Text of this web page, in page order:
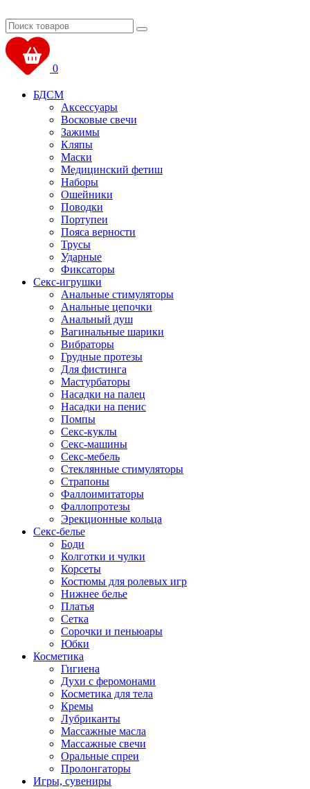
0
БДСМ
Аксессуары
Восковые свечи
Зажимы
Кляпы
Маски
Медицинский фетиш
Наборы
Ошейники
Поводки
Портупеи
Пояса верности
Трусы
Ударные
Фиксаторы
Секс-игрушки
Анальные стимуляторы
Анальные цепочки
Анальный душ
Вагинальные шарики
Вибраторы
Грудные протезы
Для фистинга
Мастурбаторы
Насадки на палец
Насадки на пенис
Помпы
Секс-куклы
Секс-машины
Секс-мебель
Стеклянные стимуляторы
Страпоны
Фаллоимитаторы
Фаллопротезы
Эрекционные кольца
Секс-белье
Боди
Колготки и чулки
Корсеты
Костюмы для ролевых игр
Нижнее белье
Платья
Сетка
Сорочки и пеньюары
Юбки
Косметика
Гигиена
Духи с феромонами
Косметика для тела
Кремы
Лубриканты
Массажные масла
Массажные свечи
Оральные спреи
Пролонгаторы
Игры, сувениры